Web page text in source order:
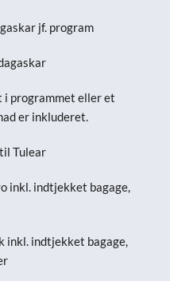
jf. program
i programmet eller et
er inkluderet.
Tulear
inkl. indtjekket bagage,
inkl. indtjekket bagage,